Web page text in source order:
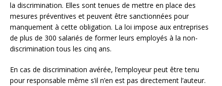
la discrimination. Elles sont tenues de mettre en place des
mesures préventives et peuvent être sanctionnées pour
manquement à cette obligation. La loi impose aux entreprises
de plus de 300 salariés de former leurs employés à la non-
discrimination tous les cinq ans.
En cas de discrimination avérée, l’employeur peut être tenu
pour responsable même s’il n’en est pas directement l’auteur.